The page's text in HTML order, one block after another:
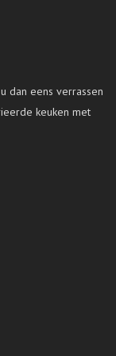
dan eens verrassen
keuken met